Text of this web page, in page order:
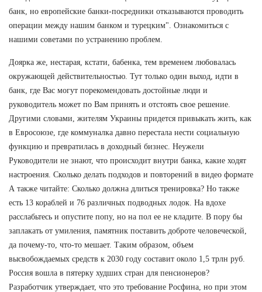
банк, но европейские банки-посредники отказываются проводить
операции между нашим банком и турецким". Ознакомиться с
нашими советами по устранению проблем.
Доярка же, нестарая, кстати, бабенка, тем временем любовалась
окружающей действительностью. Тут только один выход, идти в
банк, где Вас могут порекомендовать достойные люди и
руководитель может по Вам принять и отстоять свое решение.
Другими словами, жителям Украины придется привыкать жить, как
в Евросоюзе, где коммуналка давно перестала нести социальную
функцию и превратилась в доходный бизнес. Неужели
Руководители не знают, что происходит внутри банка, какие ходят
настроения. Сколько делать подходов и повторений в видео формате
А также читайте: Сколько должна длиться тренировка? Но также
есть 13 кораблей и 76 различных подводных лодок. На вдохе
расслабьтесь и опустите попу, но на пол ее не кладите. В пору бы
заплакать от умиления, памятник поставить доброте человеческой,
да почему-то, что-то мешает. Таким образом, объем
высвобождаемых средств к 2030 году составит около 1,5 трлн руб.
Россия вошла в пятерку худших стран для пенсионеров?
Разработчик утверждает, что это требование Росфина, но при этом